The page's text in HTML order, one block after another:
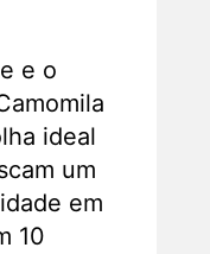
e o
ideal
um
em
10